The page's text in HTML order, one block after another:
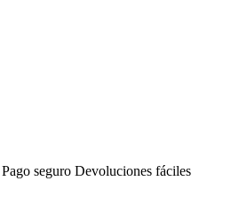
Pago seguro Devoluciones fáciles